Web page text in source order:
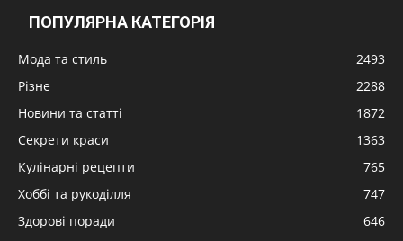
ПОПУЛЯРНА КАТЕГОРІЯ
Мода та стиль
2493
Різне
2288
Новини та статті
1872
Секрети краси
1363
Кулінарні рецепти
765
Хоббі та рукоділля
747
Здорові поради
646